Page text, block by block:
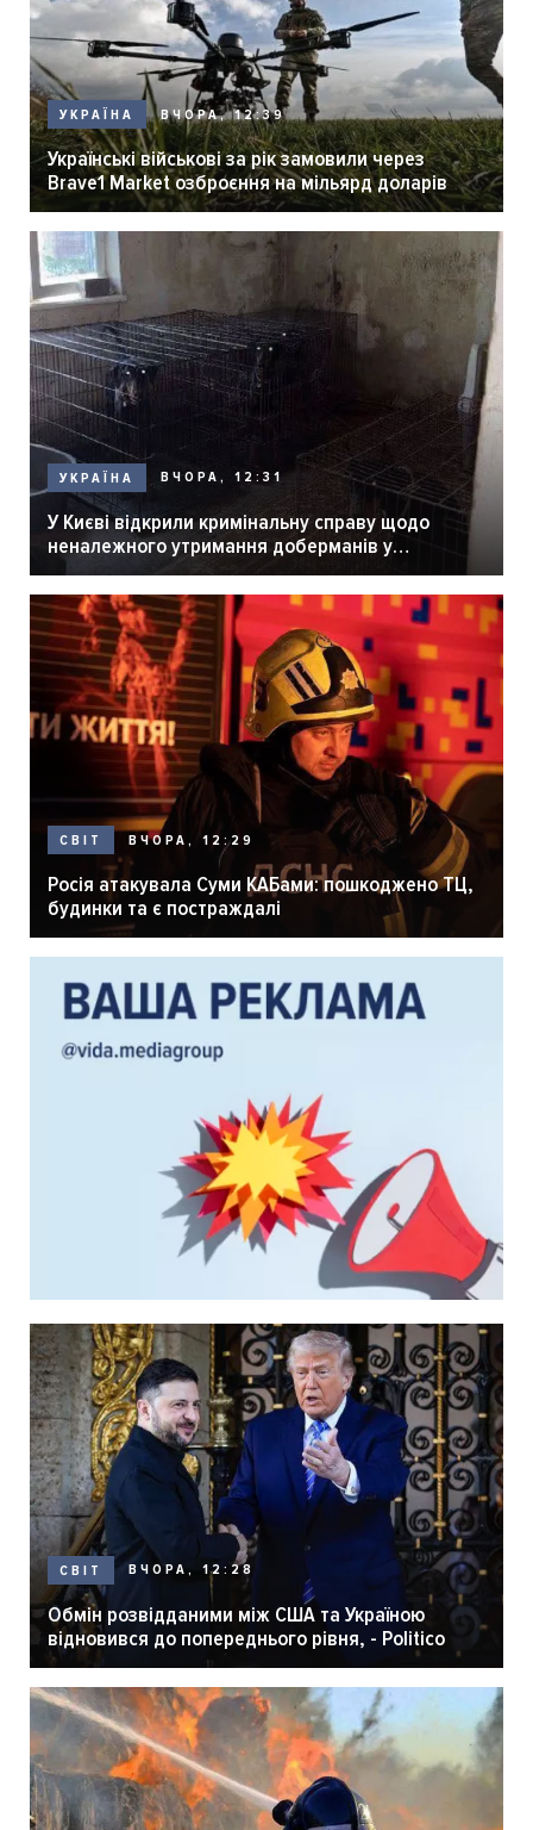
УКРАЇНА ВЧОРА, 12:39
Українські військові за рік замовили через
Brave1 Market озброєння на мільярд доларів
УКРАЇНА ВЧОРА, 12:31
У Києві відкрили кримінальну справу щодо
неналежного утримання доберманів у
розпліднику
СВІТ ВЧОРА, 12:29
Росія атакувала Суми КАБами: пошкоджено ТЦ,
будинки та є постраждалі
СВІТ ВЧОРА, 12:28
Обмін розвідданими між США та Україною
відновився до попереднього рівня, - Politico